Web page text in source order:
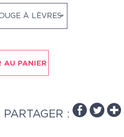
À LÈVRES
AU PANIER
PARTAGER :